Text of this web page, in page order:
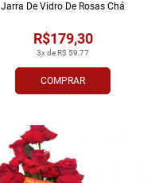
COMPRAR
3x de R$ 59,77
R$179,30
Jarra De Vidro De Rosas Chá